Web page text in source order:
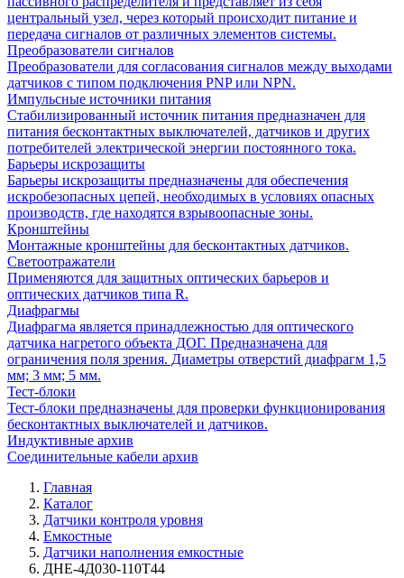
центральный узел, через который происходит питание и
передача сигналов от различных элементов системы.
Преобразователи сигналов
Преобразователи для согласования сигналов между выходами
датчиков с типом подключения PNP или NPN.
Импульсные источники питания
Стабилизированный источник питания предназначен для
питания бесконтактных выключателей, датчиков и других
потребителей электрической энергии постоянного тока.
Барьеры искрозащиты
Барьеры искрозащиты предназначены для обеспечения
искробезопасных цепей, необходимых в условиях опасных
производств, где находятся взрывоопасные зоны.
Кронштейны
Монтажные кронштейны для бесконтактных датчиков.
Светоотражатели
Применяются для защитных оптических барьеров и
оптических датчиков типа R.
Диафрагмы
Диафрагма является принадлежностью для оптического
датчика нагретого объекта ДОГ. Предназначена для
ограничения поля зрения. Диаметры отверстий диафрагм 1,5
мм; 3 мм; 5 мм.
Тест-блоки
Тест-блоки предназначены для проверки функционирования
бесконтактных выключателей и датчиков.
Индуктивные архив
Соединительные кабели архив
Главная
Каталог
Датчики контроля уровня
Емкостные
Датчики наполнения емкостные
ДНЕ-4Д030-110Т44